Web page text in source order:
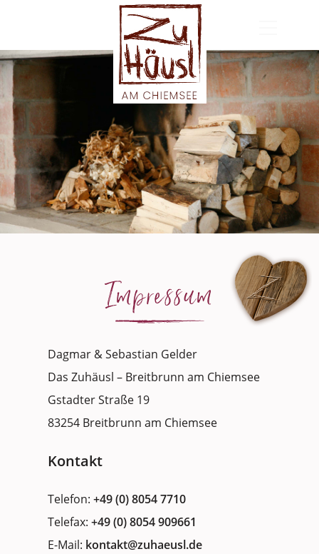
Impressum
Dagmar & Sebastian Gelder
Das Zuhäusl – Breitbrunn am Chiemsee
Gstadter Straße 19
83254 Breitbrunn am Chiemsee
Kontakt
Telefon:+49 (0) 8054 7710
Telefax:+49 (0) 8054 909661
E-Mail: kontakt@zuhaeusl.de